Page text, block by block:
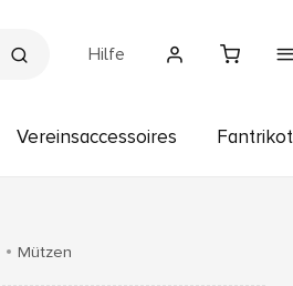
Hilfe
Vereinsaccessoires Fantrikot
Mützen